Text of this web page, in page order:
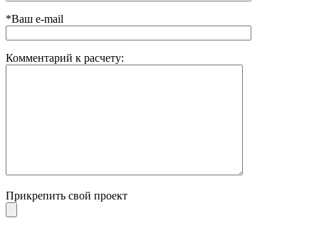
*Ваш e-mail
Комментарий к расчету:
Прикрепить свой проект